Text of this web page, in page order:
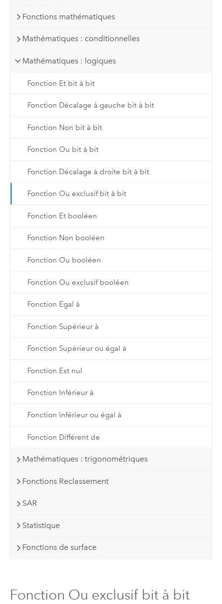
Fonctions mathématiques
Mathématiques : conditionnelles
Mathématiques : logiques
Fonction Et bit à bit
Fonction Décalage à gauche bit à bit
Fonction Non bit à bit
Fonction Ou bit à bit
Fonction Décalage à droite bit à bit
Fonction Ou exclusif bit à bit
Fonction Et booléen
Fonction Non booléen
Fonction Ou booléen
Fonction Ou exclusif booléen
Fonction Egal à
Fonction Supérieur à
Fonction Supérieur ou égal à
Fonction Est nul
Fonction Inférieur à
Fonction Inférieur ou égal à
Fonction Différent de
Mathématiques : trigonométriques
Fonctions Reclassement
SAR
Statistique
Fonctions de surface
Fonction Ou exclusif bit à bit